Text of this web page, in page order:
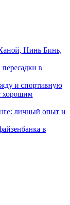
Нинь Бинь,
в
и спортивную
хорошим
личный опыт и
в